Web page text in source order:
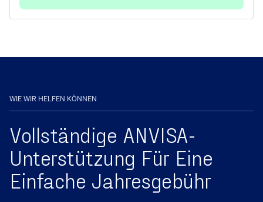
WIE WIR HELFEN KÖNNEN
Vollständige ANVISA-
Unterstützung Für Eine
Einfache Jahresgebühr